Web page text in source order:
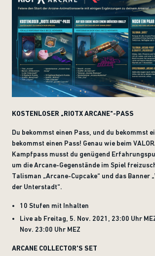
KOSTENLOSER „RIOTX ARCANE“-PASS
Du bekommst einen Pass, und du bekommst
bekommst einen Pass! Genau wie beim
Kampfpass musst du genügend
um die Arcane-Gegenstände im Spiel
Talisman „Arcane-Cupcake“ und das Banner
der Unterstadt“.
10 Stufen mit Inhalten
Live ab Freitag, 5. Nov. 2021, 23:00 Uhr
Nov. 23:00 Uhr MEZ
ARCANE COLLECTOR'S SET